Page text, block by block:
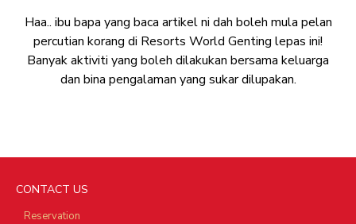
Haa.. ibu bapa yang baca artikel ni dah boleh mula pelan
percutian korang di Resorts World Genting lepas ini!
Banyak aktiviti yang boleh dilakukan bersama keluarga
dan bina pengalaman yang sukar dilupakan.
CONTACT US
Reservation